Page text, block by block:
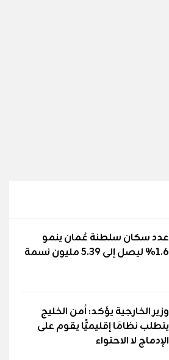
عدد سكان سلطنة عُمان ينمو
1.6% ليصل إلى 5.39 مليون نسمة
وزير الخارجية يؤكد: أمن الخليج
يتطلب نظامًا إقليميًّا يقوم على
الإدماج لا الاحتواء